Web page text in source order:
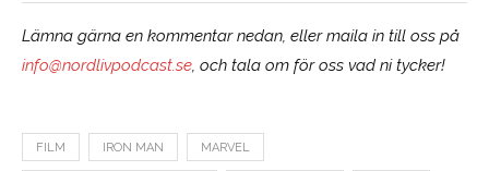
Lämna gärna en kommentar nedan, eller maila in till oss på
info@nordlivpodcast.se, och tala om för oss vad ni tycker!
FILM IRON MAN MARVEL